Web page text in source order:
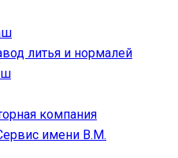
литья и нормалей
компания
имени В.М.